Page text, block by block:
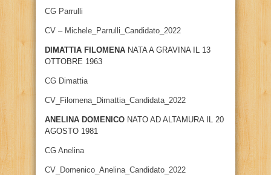
CG Parrulli
CV – Michele_Parrulli_Candidato_2022
DIMATTIA FILOMENA NATA A GRAVINA IL 13
OTTOBRE 1963
CG Dimattia
CV_Filomena_Dimattia_Candidata_2022
ANELINA DOMENICO NATO AD ALTAMURA IL 20
AGOSTO 1981
CG Anelina
CV_Domenico_Anelina_Candidato_2022